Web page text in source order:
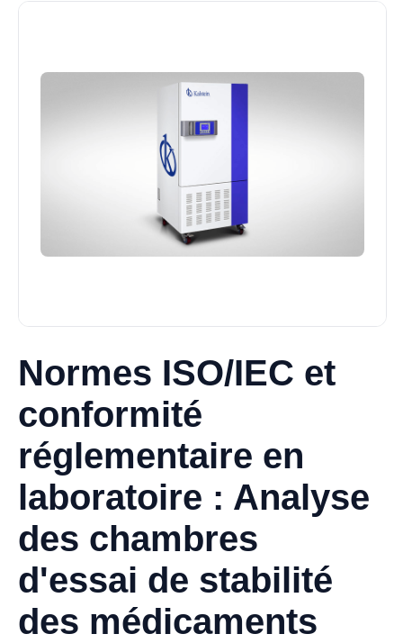
Normes ISO/IEC et
conformité
réglementaire en
laboratoire : Analyse
des chambres
d'essai de stabilité
des médicaments